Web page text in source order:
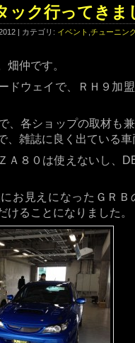
ック行ってきま
| カテゴリ: イベント チューニン
畑仲です。
ドウェイで、ＲＨ９加
、各ショップの取材も
、雑誌に良く出ている
Ａ８０は使えないし、
お見えになったＧＲ
けることになりました。